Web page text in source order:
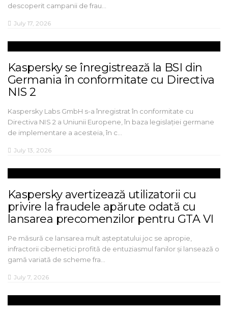
descoperit campanii de frau…
July 17, 2026
Kaspersky se înregistrează la BSI din
Germania în conformitate cu Directiva
NIS 2
Kaspersky Labs GmbH s-a înregistrat în conformitate cu
Directiva NIS 2 a Uniunii Europene, în baza legislației germane
de implementare a acesteia, în c…
July 13, 2026
Kaspersky avertizează utilizatorii cu
privire la fraudele apărute odată cu
lansarea precomenzilor pentru GTA VI
Pe măsură ce lansarea mult așteptatului joc se apropie,
infractorii cibernetici profită de entuziasmul fanilor și lansează o
gamă variată de scheme fra…
July 7, 2026